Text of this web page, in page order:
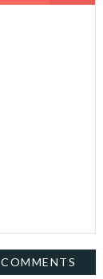
COMMENTS